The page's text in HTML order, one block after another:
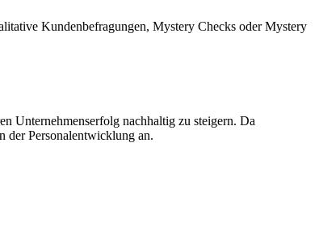
Kundenbefragungen, Mystery Checks oder Mystery
Unternehmenserfolg nachhaltig zu steigern. Da
der Personalentwicklung an.